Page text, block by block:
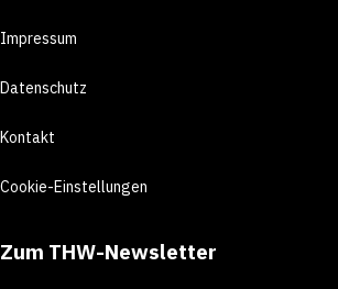
Impressum
Datenschutz
Kontakt
Cookie-Einstellungen
Zum THW-Newsletter